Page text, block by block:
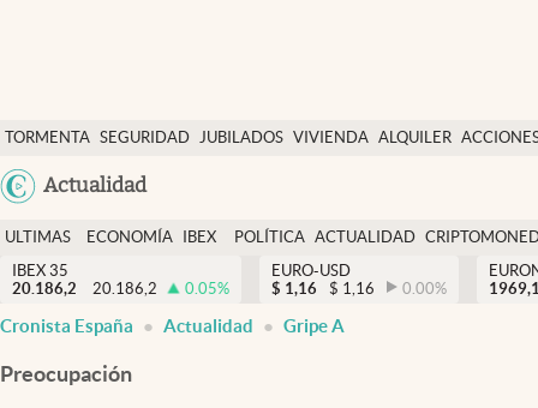
TORMENTA SEGURIDAD JUBILADOS VIVIENDA ALQUILER
USA
Actualidad
Economía y finanzas
Política
Actualidad
Criptomonedas
España
ULTIMAS
NOTICIAS
ECONOMÍA
FINANZAS
IBEX
EURO
POLÍTICA ACTUALIDAD
IBEX 35
20.186,2
20.186,2 0.05%
EURO-USD
$ 1,16 $ 1,16 0.00%
Cronista España Actualidad Gripe A
Preocupación